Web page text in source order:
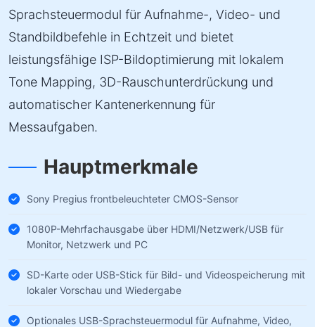
Sprachsteuermodul für Aufnahme-, Video- und
Standbildbefehle in Echtzeit und bietet
leistungsfähige ISP-Bildoptimierung mit lokalem
Tone Mapping, 3D-Rauschunterdrückung und
automatischer Kantenerkennung für
Messaufgaben.
Hauptmerkmale
Sony Pregius frontbeleuchteter CMOS-Sensor
1080P-Mehrfachausgabe über HDMI/Netzwerk/USB für
Monitor, Netzwerk und PC
SD-Karte oder USB-Stick für Bild- und Videospeicherung mit
lokaler Vorschau und Wiedergabe
Optionales USB-Sprachsteuermodul für Aufnahme, Video,